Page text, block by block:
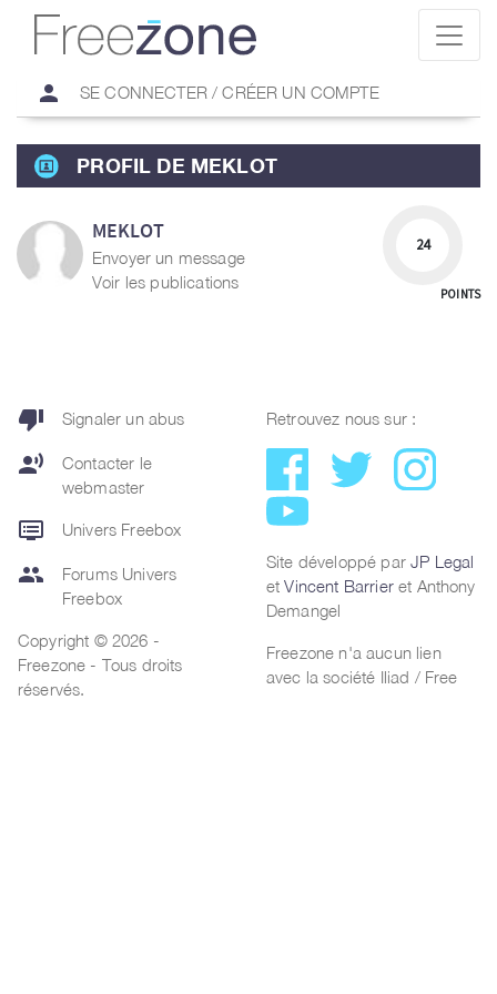
person SE CONNECTER / CRÉER UN COMPTE
PROFIL DE MEKLOT
MEKLOT
Envoyer un message
Voir les publications
24
POINTS
thumb_down Signaler un abus
record_voice_over
Contacter le
webmaster
dvr Univers Freebox
group
Forums Univers
Freebox
Copyright © 2026 -
Freezone - Tous droits
réservés.
Retrouvez nous sur :
Site développé parJP Legal
etVincent Barrieret Anthony
Demangel
Freezone n'a aucun lien
avec la société Iliad / Free